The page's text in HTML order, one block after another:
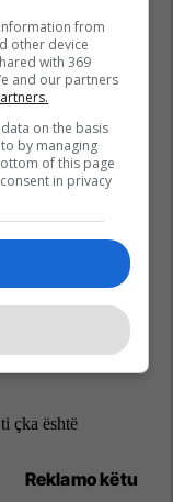
Reklamo këtu
from
other device
with 369
and our partners
on the basis
by managing
of this page
in privacy